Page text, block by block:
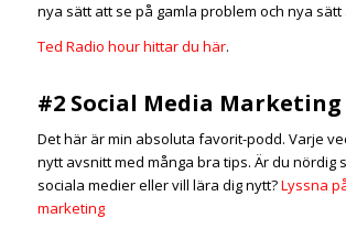
nya sätt att se på gamla problem och nya sätt
Ted Radio hour hittar du här.
#2 Social Media Marketing
Det här är min absoluta favorit-podd. Varje
nytt avsnitt med många bra tips. Är du nördig
sociala medier eller vill lära dig nytt?Lyssna
marketing